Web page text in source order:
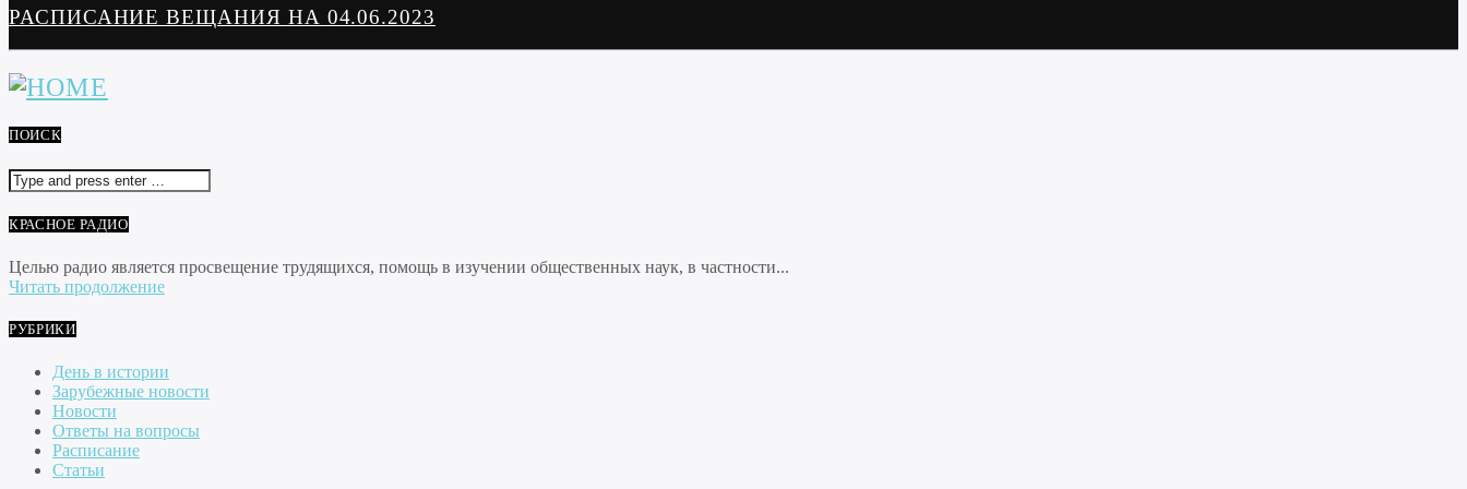
РАСПИСАНИЕ ВЕЩАНИЯ НА 04.06.2023
ПОИСК
КРАСНОЕ РАДИО
Целью радио является просвещение трудящихся, помощь в изучении общественных наук, в частности...
Читать продолжение
РУБРИКИ
День в истории
Зарубежные новости
Новости
Ответы на вопросы
Расписание
Статьи